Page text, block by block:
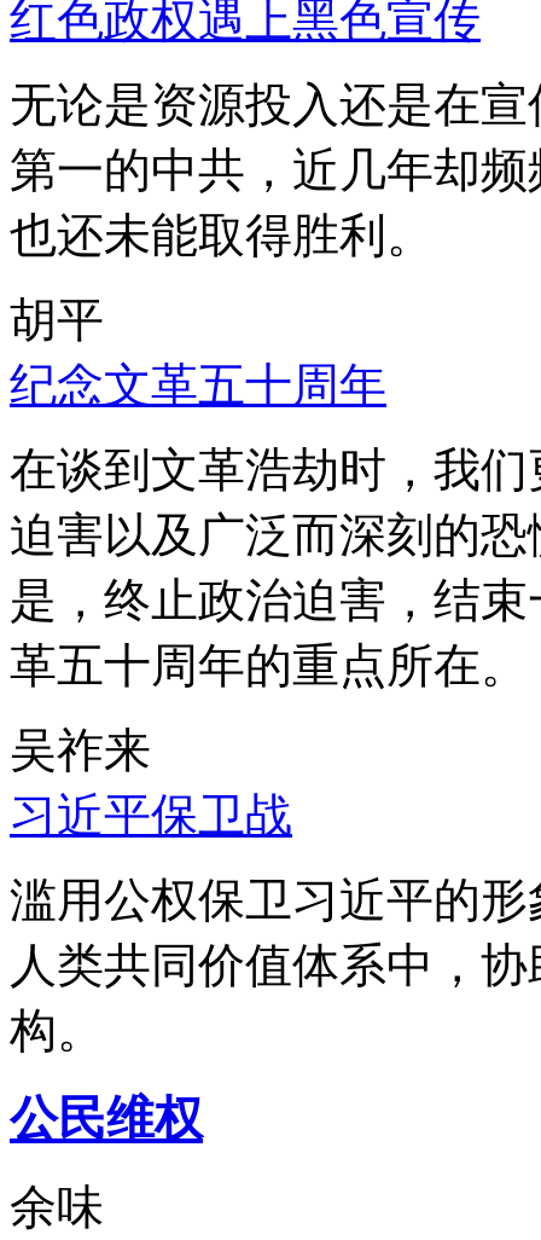
红色政权遇上黑色宣传
无论是资源投入还是在
第一的中共，近几年却
也还未能取得胜利。
胡平
纪念文革五十周年
在谈到文革浩劫时，我
迫害以及广泛而深刻的
是，终止政治迫害，结
革五十周年的重点所在。
吴祚来
习近平保卫战
滥用公权保卫习近平的
人类共同价值体系中，
构。
公民维权
余味